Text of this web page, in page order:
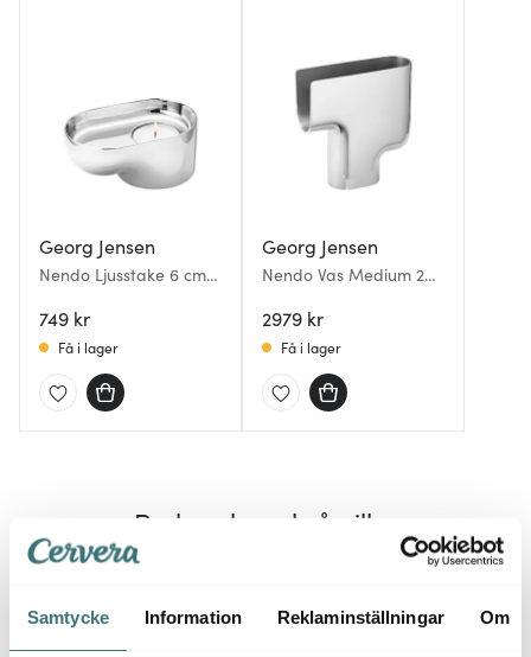
Samtycke Information Reklaminställningar Om
Georg Jensen
Nendo Ljusstake 6 cm
749 kr
Få i lager
Georg Jensen
Nendo Vas Medium 20
2979 kr
Få i lager
Du kanske också gillar